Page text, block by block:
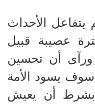
يتفاعل الأحداث
عصيبة قبيل
ورآى أن تحسين
سوف يسود الأمة
بشرط أن يعيش